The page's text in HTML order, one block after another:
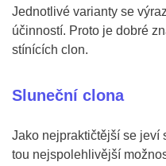
Jednotlivé varianty se
účinností. Proto je dobré
stínících clon.
Sluneční clona
Jako nejpraktičtější se jeví
tou nejspolehlivější